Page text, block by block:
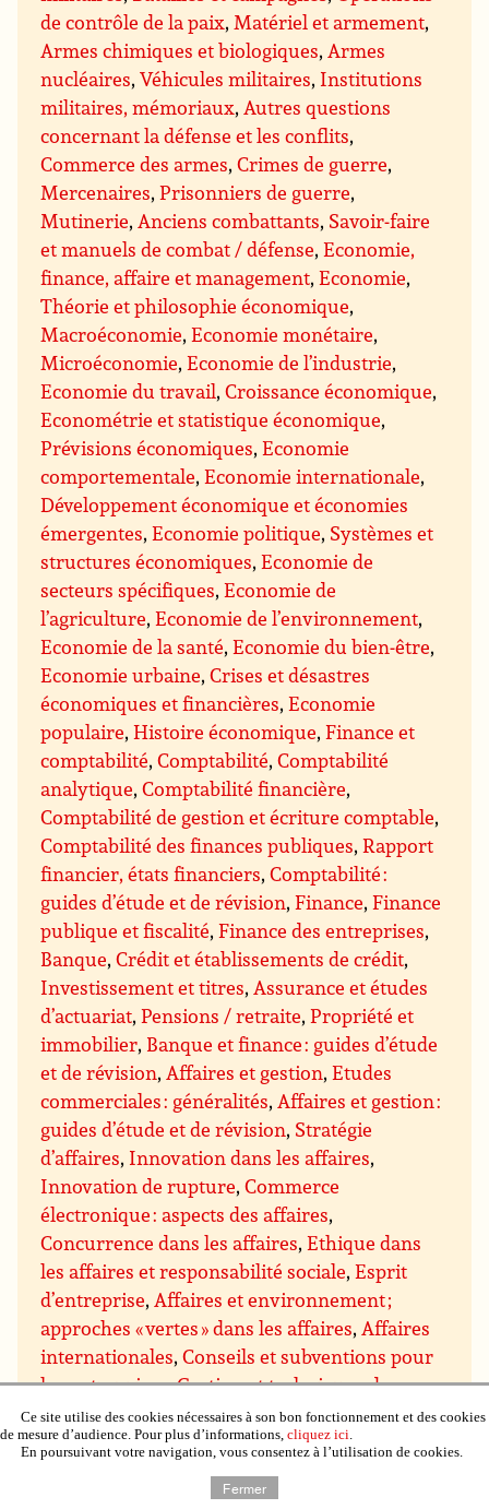
de contrôle de la paix,Matériel et armement,
Armes chimiques et biologiques,Armes
nucléaires,Véhicules militaires, Institutions
militaires, mémoriaux,Autres questions
concernant la défense et les conflits,
Commerce des armes,Crimes de guerre,
Mercenaires,Prisonniers de guerre,
Mutinerie,Anciens combattants, Savoir-faire
et manuels de combat / défense,Economie,
finance, affaire et management,Economie,
Théorie et philosophie économique,
Macroéconomie,Economie monétaire,
Microéconomie,Economie de l’industrie,
Economie du travail,Croissance économique,
Econométrie et statistique économique,
Prévisions économiques,Economie
comportementale,Economie internationale,
Développement économique et économies
émergentes,Economie politique, Systèmes et
structures économiques,Economie de
secteurs spécifiques,Economie de
l’agriculture,Economie de l’environnement,
Economie de la santé,Economie du bien-être,
Economie urbaine,Crises et désastres
économiques et financières,Economie
populaire,Histoire économique,Finance et
comptabilité,Comptabilité,Comptabilité
analytique,Comptabilité financière,
Comptabilité de gestion et écriture comptable,
Comptabilité des finances publiques,Rapport
financier, états financiers,Comptabilité :
guides d’étude et de révision,Finance,Finance
publique et fiscalité,Finance des entreprises,
Banque,Crédit et établissements de crédit,
Investissement et titres,Assurance et études
d’actuariat,Pensions / retraite,Propriété et
immobilier, Banque et finance : guides d’étude
et de révision,Affaires et gestion,Etudes
commerciales : généralités,Affaires et gestion :
guides d’étude et de révision, Stratégie
d’affaires, Innovation dans les affaires,
Innovation de rupture,Commerce
électronique : aspects des affaires,
Concurrence dans les affaires,Ethique dans
les affaires et responsabilité sociale,Esprit
d’entreprise,Affaires et environnement ;
approches « vertes » dans les affaires,Affaires
internationales,Conseils et subventions pour
les entreprises,Gestion et techniques de
gestion,Gestion : direction et motivation,
Gestion des prises de décision,Gestion du
Gestion des projets,Assurance qualité
Gestion du temps
Ce site utilise des cookies nécessaires à son bon fonctionnement et des cookies
de mesure d’audience. Pour plus d’informations, cliquez ici.
En poursuivant votre navigation, vous consentez à l’utilisation de cookies.
Fermer